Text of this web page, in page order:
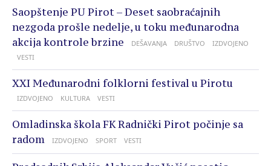
Saopštenje PU Pirot – Deset saobraćajnih
nezgoda prošle nedelje, u toku međunarodna
akcija kontrole brzine
DEŠAVANJA DRUŠTVO
IZDVOJENO
VESTI
XXI Međunarodni folklorni festival u Pirotu
IZDVOJENO KULTURA VESTI
Omladinska škola FK Radnički Pirot počinje sa
radom
IZDVOJENO SPORT VESTI